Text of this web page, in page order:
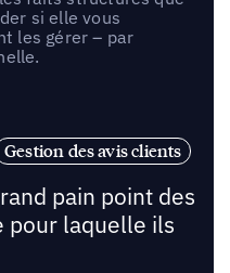
si elle vous
les gérer – par
Gestion des avis clients
pain point des
pour laquelle ils